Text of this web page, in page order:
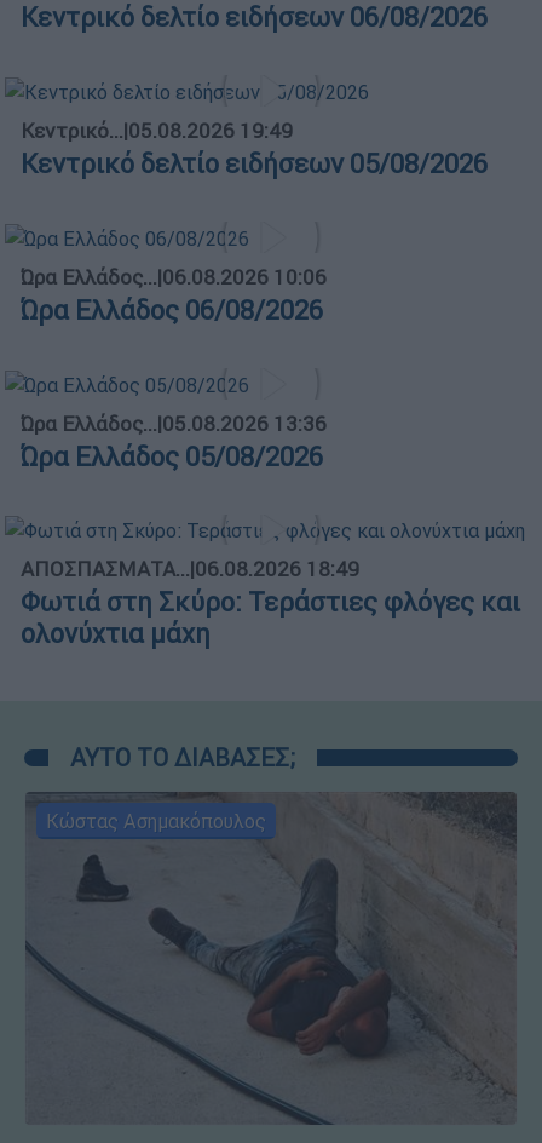
Κεντρικό δελτίο ειδήσεων 06/08/2026
Κεντρικό...|05.08.2026 19:49
Κεντρικό δελτίο ειδήσεων 05/08/2026
Ώρα Ελλάδος...|06.08.2026 10:06
Ώρα Ελλάδος 06/08/2026
Ώρα Ελλάδος...|05.08.2026 13:36
Ώρα Ελλάδος 05/08/2026
ΑΠΟΣΠΑΣΜΑΤΑ...|06.08.2026 18:49
Φωτιά στη Σκύρο: Τεράστιες φλόγες και
ολονύχτια μάχη
ΑΥΤΟ ΤΟ ΔΙΑΒΑΣΕΣ;
Κώστας Ασημακόπουλος